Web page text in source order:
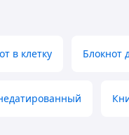
в клетку Блокнот